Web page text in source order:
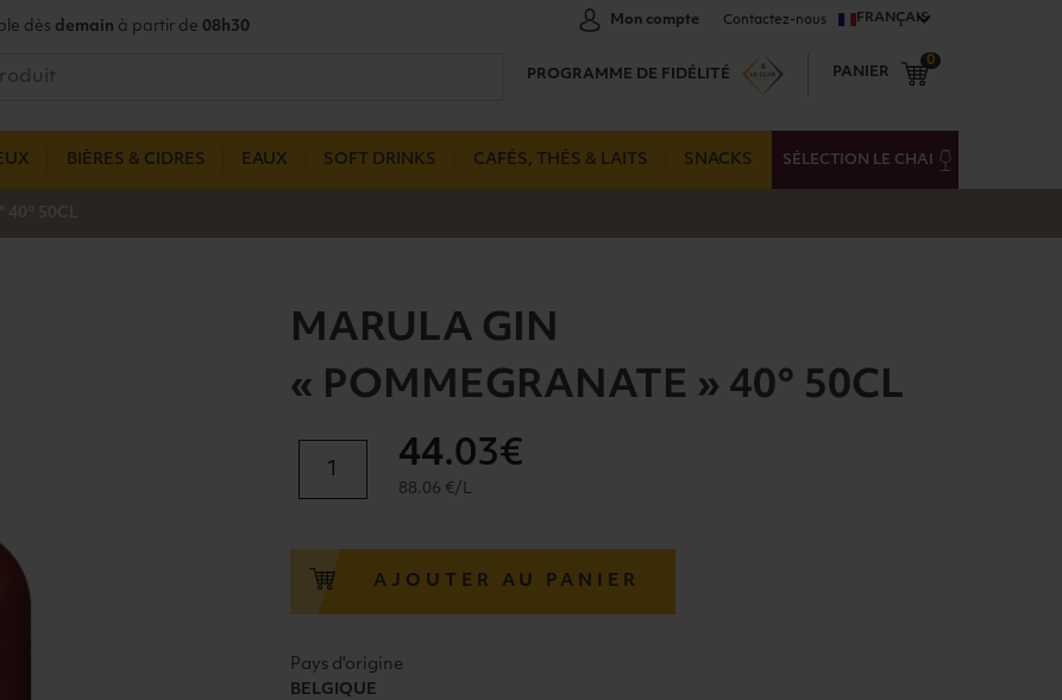
dès demain à partir de 08h30 Mon compte Contactez-nous FRANÇAIS
PROGRAMME DE FIDÉLITÉ PANIER
0
BIÈRES & CIDRES EAUX SOFT DRINKS CAFÉS, THÉS & LAITS SNACKS SÉLECTION LE CHAI
40° 50CL
MARULA GIN
« POMMEGRANATE » 40° 50CL
"POMMEGRANATE"
40°
44.03€
88.06 €/L
AJOUTER AU PANIER
Pays d'origine
BELGIQUE